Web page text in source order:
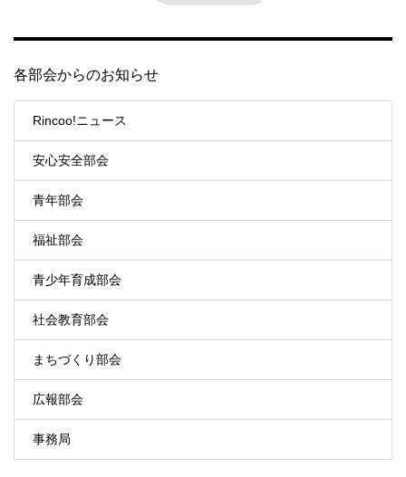
各部会からのお知らせ
Rincoo!ニュース
安心安全部会
青年部会
福祉部会
青少年育成部会
社会教育部会
まちづくり部会
広報部会
事務局